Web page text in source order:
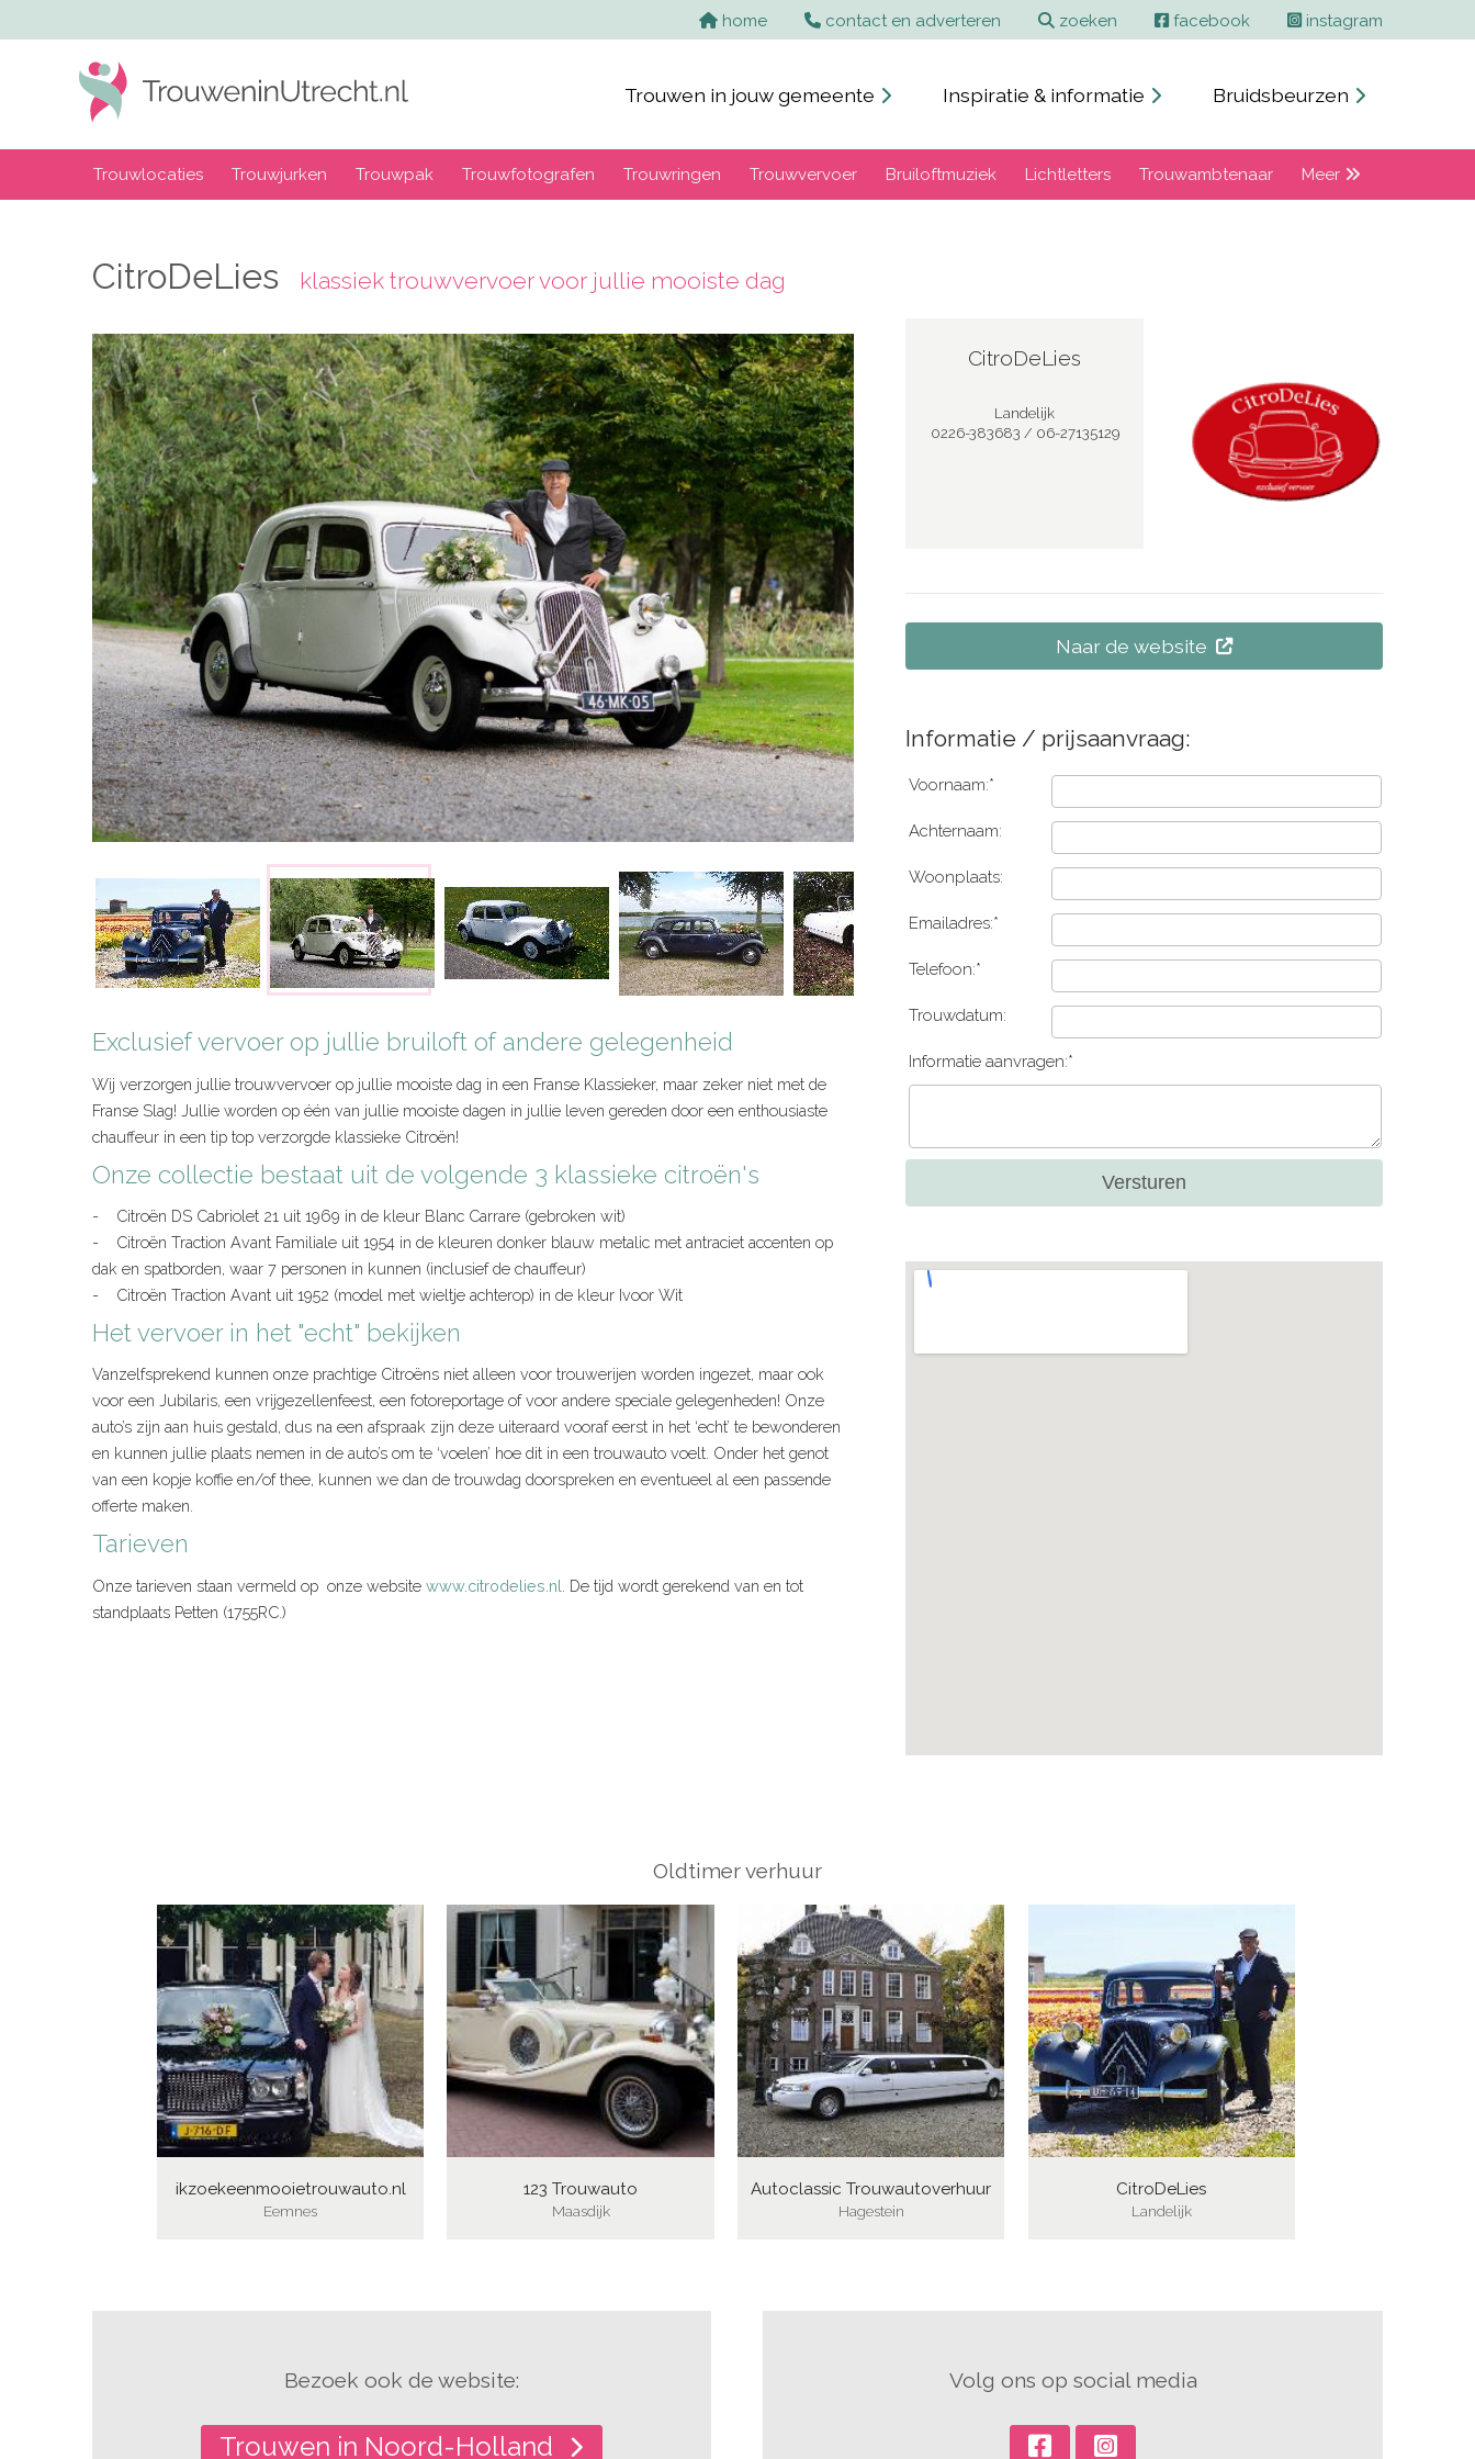
home contact en adverteren zoeken facebook instagram
Trouwen in jouw gemeente Inspiratie & informatie Bruidsbeurzen
Trouwlocaties Trouwjurken Trouwpak Trouwfotografen Trouwringen Trouwvervoer Bruiloftmuziek Lichtletters Trouwambtenaar Meer
CitroDeLies klassiek trouwvervoer voor jullie mooiste dag
Exclusief vervoer op jullie bruiloft of andere gelegenheid
Wij verzorgen jullie trouwvervoer op jullie mooiste dag in een Franse Klassieker, maar zeker niet met de
Franse Slag! Jullie worden op één van jullie mooiste dagen in jullie leven gereden door een enthousiaste
chauffeur in een tip top verzorgde klassieke Citroën!
Onze collectie bestaat uit de volgende 3 klassieke citroën's
- Citroën DS Cabriolet 21 uit 1969 in de kleur Blanc Carrare (gebroken wit)
- Citroën Traction Avant Familiale uit 1954 in de kleuren donker blauw metalic met antraciet accenten op
dak en spatborden, waar 7 personen in kunnen (inclusief de chauffeur)
- Citroën Traction Avant uit 1952 (model met wieltje achterop) in de kleur Ivoor Wit
Het vervoer in het "echt" bekijken
Vanzelfsprekend kunnen onze prachtige Citroëns niet alleen voor trouwerijen worden ingezet, maar ook
voor een Jubilaris, een vrijgezellenfeest, een fotoreportage of voor andere speciale gelegenheden! Onze
auto’s zijn aan huis gestald, dus na een afspraak zijn deze uiteraard vooraf eerst in het ‘echt’ te bewonderen
en kunnen jullie plaats nemen in de auto’s om te ‘voelen’ hoe dit in een trouwauto voelt. Onder het genot
van een kopje koffie en/of thee, kunnen we dan de trouwdag doorspreken en eventueel al een passende
offerte maken.
Tarieven
Onze tarieven staan vermeld op onze website www.citrodelies.nl . De tijd wordt gerekend van en tot
standplaats Petten (1755RC.)
CitroDeLies
Landelijk
0226-383683 / 06-27135129
Naar de website
Informatie / prijsaanvraag:
Voornaam:*
Achternaam:
Woonplaats:
Emailadres:*
Telefoon:*
Trouwdatum:
Informatie aanvragen:*
Oldtimer verhuur
ikzoekeenmooietrouwauto.nl
Eemnes
123 Trouwauto
Maasdijk
Autoclassic Trouwautoverhuur
Hagestein
CitroDeLies
Landelijk
Bezoek ook de website:
Trouwen in Noord-Holland
Volg ons op social media